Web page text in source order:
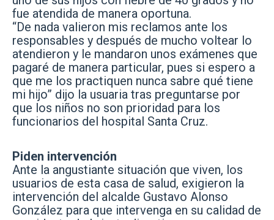
fue atendida de manera oportuna.
“De nada valieron mis reclamos ante los
responsables y después de mucho voltear lo
atendieron y le mandaron unos exámenes que
pagaré de manera particular, pues si espero a
que me los practiquen nunca sabre qué tiene
mi hijo” dijo la usuaria tras preguntarse por
que los niños no son prioridad para los
funcionarios del hospital Santa Cruz.
Piden intervención
Ante la angustiante situación que viven, los
usuarios de esta casa de salud, exigieron la
intervención del alcalde Gustavo Alonso
González para que intervenga en su calidad de